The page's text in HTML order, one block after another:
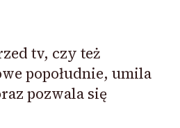
tv, czy też
popołudnie, umila
pozwala się